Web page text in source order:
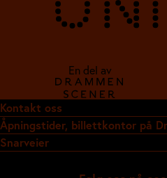
En del av
Kontakt oss
Åpningstider, billettkontor på
Snarveier